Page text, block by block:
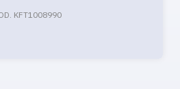
KFT1008990